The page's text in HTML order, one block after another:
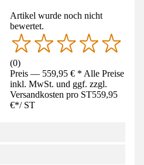
Artikel wurde noch nicht
bewertet.
(0)
Preis — 559,95 € * Alle Preise
inkl. MwSt. und ggf. zzgl.
Versandkosten pro ST559,95
€*/ ST